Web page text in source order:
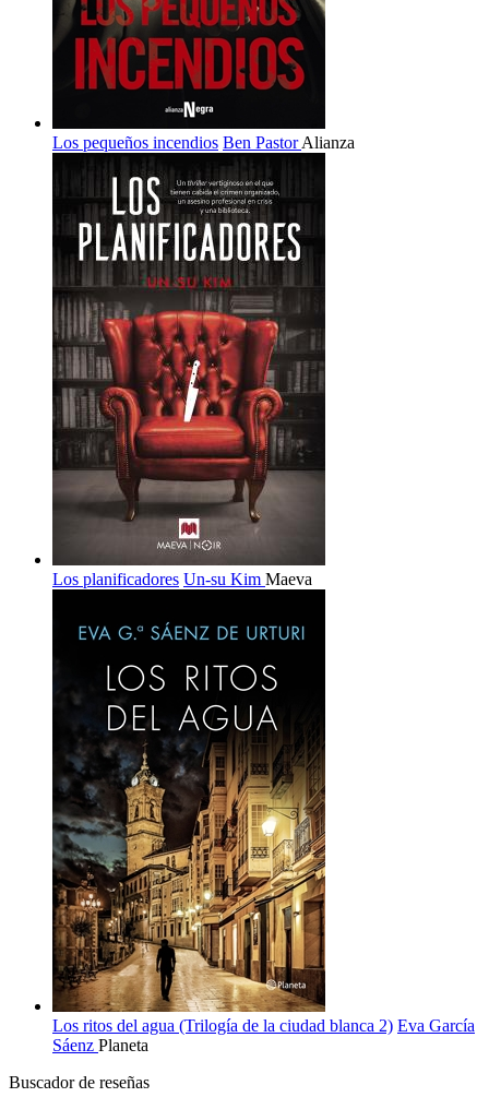
Los pequeños incendios Ben PastorAlianza
Los planificadores Un-su Kim Maeva
Los ritos del agua (Trilogía de la ciudad blanca 2) Eva García
Sáenz Planeta
Buscador de reseñas